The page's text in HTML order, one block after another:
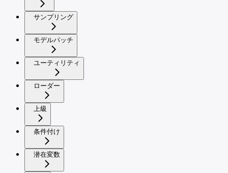
サンプリング
モデルパッチ
ユーティリティ
ローダー
上級
条件付け
潜在変数